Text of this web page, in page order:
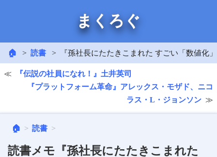
まくろぐ
🏠 読書 『孫社長にたたきこまれた すごい「数値化
『伝説の社員になれ！』土井英司
『プラットフォーム革命』アレックス・モザド、ニコ
ラス・L・ジョンソン
🏠 読書
読書メモ『孫社長にたたきこまれた